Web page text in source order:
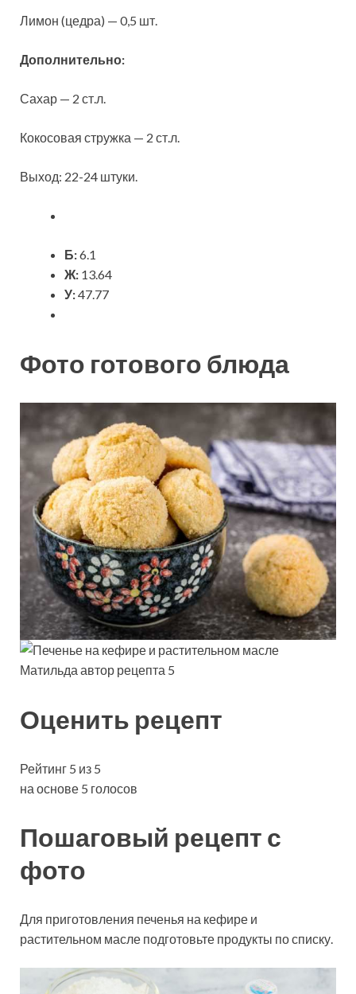
Лимон (цедра) — 0,5 шт.
Дополнительно:
Сахар — 2 ст.л.
Кокосовая стружка — 2 ст.л.
Выход: 22-24 штуки.
Б:6.1
Ж: 13.64
У:47.77
Фото готового блюда
Матильда автор рецепта 5
Оценить рецепт
Рейтинг 5 из 5
на основе 5 голосов
Пошаговый рецепт с
фото
Для приготовления печенья на кефире и
растительном масле подготовьте продукты по списку.